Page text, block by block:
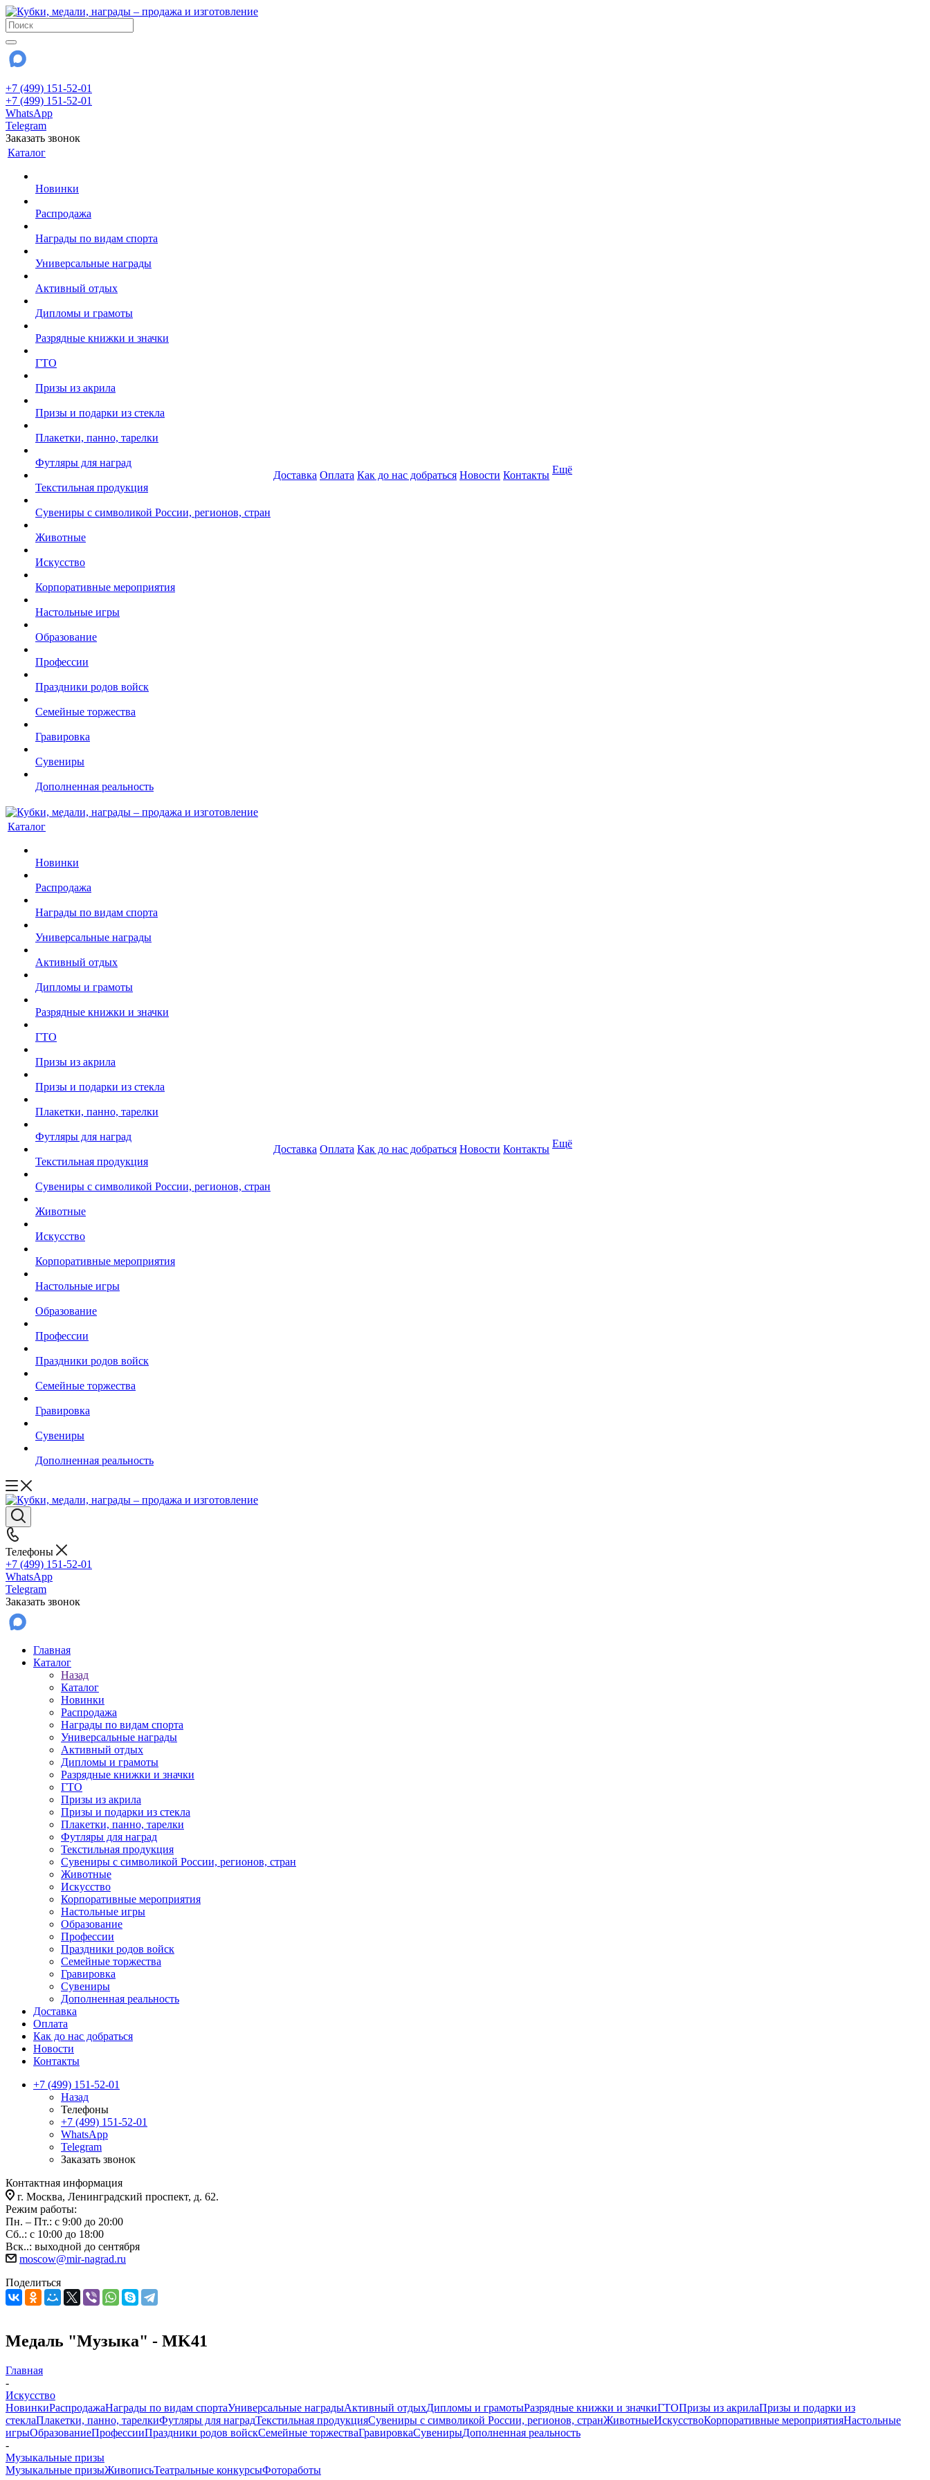
+7 (499) 151-52-01
+7 (499) 151-52-01
WhatsApp
Telegram
Заказать звонок
Каталог
Новинки
Распродажа
Награды по видам спорта
Универсальные награды
Активный отдых
Дипломы и грамоты
Разрядные книжки и значки
ГТО
Призы из акрила
Призы и подарки из стекла
Плакетки, панно, тарелки
Футляры для наград
Текстильная продукция
Сувениры с символикой России, регионов, стран
Животные
Искусство
Корпоративные мероприятия
Настольные игры
Образование
Профессии
Праздники родов войск
Семейные торжества
Гравировка
Сувениры
Дополненная реальность
Доставка Оплата Как до нас добраться Новости Контакты Ещё
Каталог
Новинки
Распродажа
Награды по видам спорта
Универсальные награды
Активный отдых
Дипломы и грамоты
Разрядные книжки и значки
ГТО
Призы из акрила
Призы и подарки из стекла
Плакетки, панно, тарелки
Футляры для наград
Текстильная продукция
Сувениры с символикой России, регионов, стран
Животные
Искусство
Корпоративные мероприятия
Настольные игры
Образование
Профессии
Праздники родов войск
Семейные торжества
Гравировка
Сувениры
Дополненная реальность
Доставка Оплата Как до нас добраться Новости Контакты Ещё
Телефоны
+7 (499) 151-52-01
WhatsApp
Telegram
Заказать звонок
Главная
Каталог
Назад
Каталог
Новинки
Распродажа
Награды по видам спорта
Универсальные награды
Активный отдых
Дипломы и грамоты
Разрядные книжки и значки
ГТО
Призы из акрила
Призы и подарки из стекла
Плакетки, панно, тарелки
Футляры для наград
Текстильная продукция
Сувениры с символикой России, регионов, стран
Животные
Искусство
Корпоративные мероприятия
Настольные игры
Образование
Профессии
Праздники родов войск
Семейные торжества
Гравировка
Сувениры
Дополненная реальность
Доставка
Оплата
Как до нас добраться
Новости
Контакты
+7 (499) 151-52-01
Назад
Телефоны
+7 (499) 151-52-01
WhatsApp
Telegram
Заказать звонок
Контактная информация
г. Москва, Ленинградский проспект, д. 62.
Режим работы:
Пн. – Пт.: с 9:00 до 20:00
Сб..: с 10:00 до 18:00
Вск..: выходной до сентября
moscow@mir-nagrad.ru
Поделиться
Медаль "Музыка" - MK41
Главная
-
Искусство
НовинкиРаспродажаНаграды по видам спортаУниверсальные наградыАктивный отдыхДипломы и грамотыРазрядные книжки и значкиГТОПризы из акрилаПризы и подарки из
стеклаПлакетки, панно, тарелкиФутляры для наградТекстильная продукцияСувениры с символикой России, регионов, странЖивотныеИскусствоКорпоративные мероприятияНастольные
игрыОбразованиеПрофессииПраздники родов войскСемейные торжестваГравировкаСувенирыДополненная реальность
-
Музыкальные призы
Музыкальные призыЖивописьТеатральные конкурсыФотоработы